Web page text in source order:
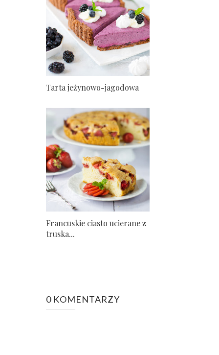
Tarta jeżynowo-jagodowa
Francuskie ciasto ucierane z
truska...
0 KOMENTARZY